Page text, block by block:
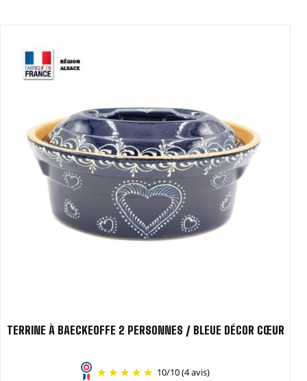
TERRINE À BAECKEOFFE 2 PERSONNES / BLEUE DÉCOR CŒUR
10/10(4 avis)